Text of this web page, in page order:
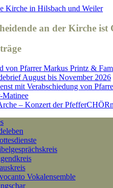
an der Kirche
von Pfarrer Markus Printz &
August bis November 2026
mit Verabschiedung von
Matinee
– Konzert der
Vokalensemble